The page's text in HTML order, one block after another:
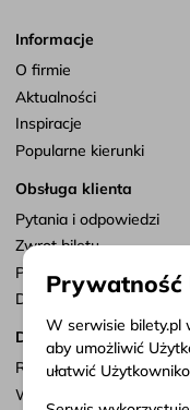
Informacje
O firmie
Aktualności
Inspiracje
Popularne kierunki
Obsługa klienta
Pytania i odpowiedzi
Zwrot biletu
Punkty sprzedaży
Dostosuj zgody
Dokumenty
Regulamin serwisu
Warunki przewozu
Prywatność
W serwisie bilety.pl
aby umożliwić
ułatwić